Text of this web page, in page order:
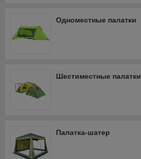
Одноместные палатки
Шестиместные палатки
Палатка-шатер